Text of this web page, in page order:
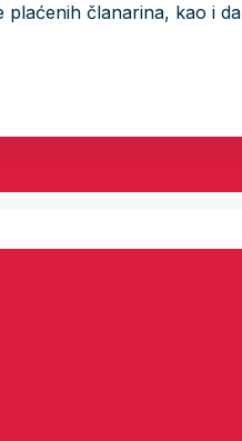
plaćenih članarina, kao i da